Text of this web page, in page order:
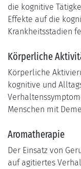
die kognitive
Effekte auf die
Krankheitsstadien
Körperliche
Körperliche
kognitive und
Menschen mit
Aromatherapie
Der Einsatz von
auf agitiertes